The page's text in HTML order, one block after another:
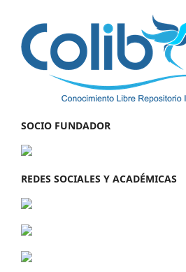
SOCIO FUNDADOR
REDES SOCIALES Y ACADÉMICAS